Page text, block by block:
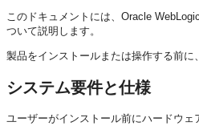
このドキュメントには、Oracle
ついて説明します。
製品をインストールまたは操作する前
システム要件と仕様
ユーザーがインストール前にハードウ